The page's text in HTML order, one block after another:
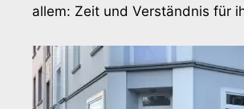
allem: Zeit und Verständnis für